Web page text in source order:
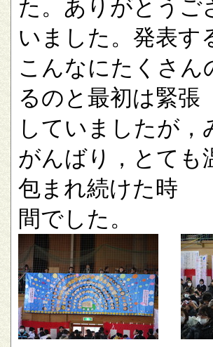
た。ありがとうご
いました。発表す
こんなにたくさん
るのと最初は緊張
していましたが，
がんばり，とても
包まれ続けた時
間でした。